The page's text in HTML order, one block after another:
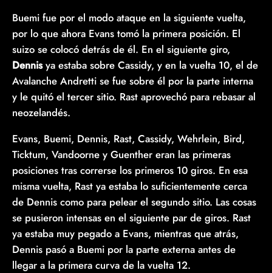
Buemi fue por el modo ataque en la siguiente vuelta,
por lo que ahora Evans tomó la primera posición. El
suizo se colocó detrás de él. En el siguiente giro,
Dennisya estaba sobre Cassidy, y en la vuelta 10, el de
Avalanche Andretti se fue sobre él por la parte interna
y le quitó el tercer sitio. Rast aprovechó para rebasar al
neozelandés.
Evans, Buemi, Dennis, Rast, Cassidy, Wehrlein, Bird,
Ticktum, Vandoorne y Guenther eran las primeras
posiciones tras correrse los primeros 10 giros. En esa
misma vuelta, Rast ya estaba lo suficientemente cerca
de Dennis como para pelear el segundo sitio. Las cosas
se pusieron intensas en el siguiente par de giros. Rast
ya estaba muy pegado a Evans, mientras que atrás,
Dennis pasó a Buemi por la parte externa antes de
llegar a la primera curva de la vuelta 12.